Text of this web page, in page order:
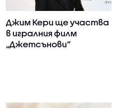
Джим Кери ще участва
в игралния филм
„Джетсънови“